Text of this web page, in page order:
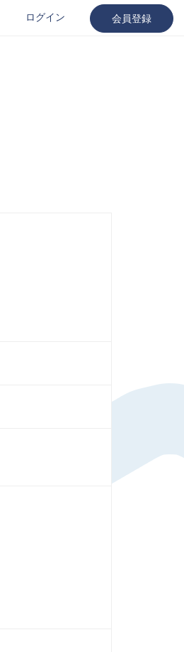
ログイン 会員登録